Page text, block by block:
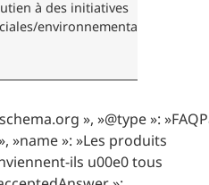
à des initiatives
environnementales
», »@type »:
»name »: »Les produits
ils u00e0 tous